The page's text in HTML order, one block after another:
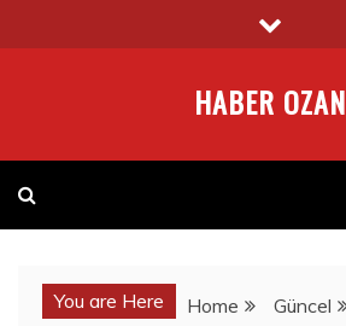
to
HABER OZAN
You are Here Home
Güncel